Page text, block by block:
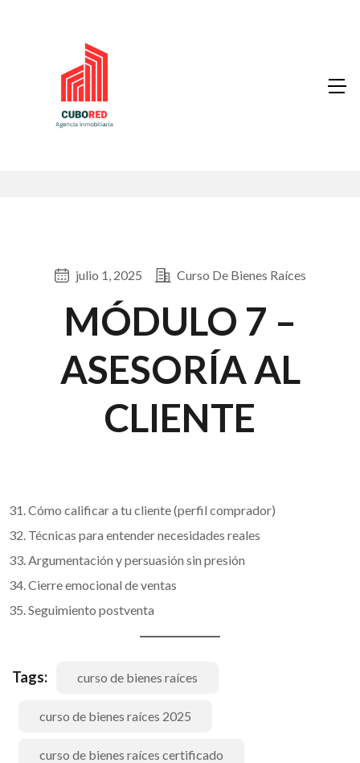
julio 1, 2025 Curso De Bienes Raíces
MÓDULO 7 –
ASESORÍA AL
CLIENTE
Cómo calificar a tu cliente (perfil comprador)
Técnicas para entender necesidades reales
Argumentación y persuasión sin presión
Cierre emocional de ventas
Seguimiento postventa
Tags: curso de bienes raíces
curso de bienes raíces 2025
curso de bienes raíces certificado